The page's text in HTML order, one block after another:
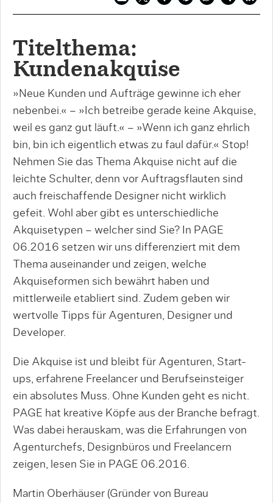
Titelthema:
Kundenakquise
»Neue Kunden und Aufträge gewinne ich eher
nebenbei.« – »Ich betreibe gerade keine Akquise,
weil es ganz gut läuft.« – »Wenn ich ganz ehrlich
bin, bin ich eigentlich etwas zu faul dafür.« Stop!
Nehmen Sie das Thema Akquise nicht auf die
leichte Schulter, denn vor Auftragsflauten sind
auch freischaffende Designer nicht wirklich
gefeit. Wohl aber gibt es unterschiedliche
Akquisetypen – welcher sind Sie? In PAGE
06.2016 setzen wir uns differenziert mit dem
Thema auseinander und zeigen, welche
Akquiseformen sich bewährt haben und
mittlerweile etabliert sind. Zudem geben wir
wertvolle Tipps für Agenturen, Designer und
Developer.
Die Akquise ist und bleibt für Agenturen, Start-
ups, erfahrene Freelancer und Berufseinsteiger
ein absolutes Muss. Ohne Kunden geht es nicht.
PAGE hat kreative Köpfe aus der Branche befragt.
Was dabei herauskam, was die Erfahrungen von
Agenturchefs, Designbüros und Freelancern
zeigen, lesen Sie in PAGE 06.2016.
Martin Oberhäuser (Gründer von Bureau